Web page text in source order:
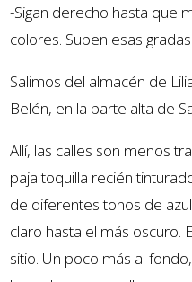
-Sigan derecho hasta que
colores. Suben esas
Salimos del almacén de
Belén, en la parte alta de
Allí, las calles son menos
paja toquilla recién
de diferentes tonos de
claro hasta el más oscuro.
sitio. Un poco más al